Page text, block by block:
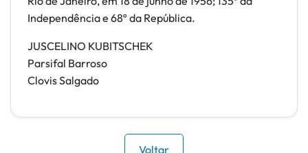
Independência e 68º da República.
JUSCELINO KUBITSCHEK
Parsifal Barroso
Clovis Salgado
Voltar